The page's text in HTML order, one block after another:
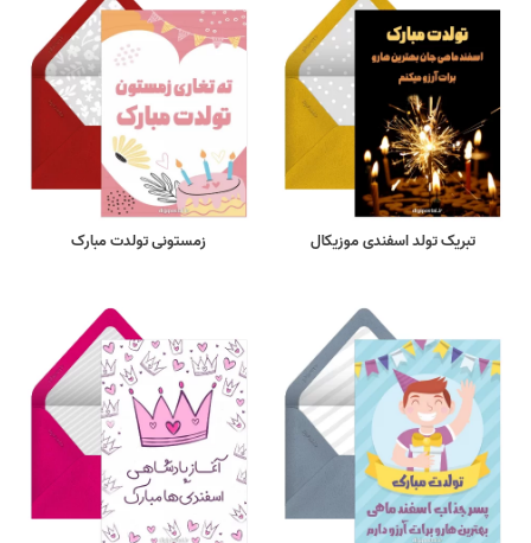
تبریک تولد اسفندی موزیکال زمستونی تولدت مبارک